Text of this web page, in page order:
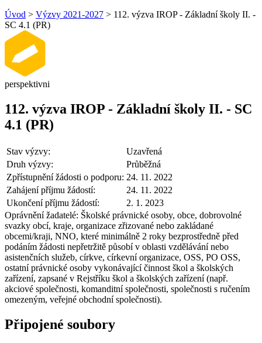
Úvod > Výzvy 2021-2027 > 112. výzva IROP - Základní školy II. -
SC 4.1 (PR)
perspektivni
112. výzva IROP - Základní školy II. - SC
4.1 (PR)
Stav výzvy:
Uzavřená
Druh výzvy:
Průběžná
Zpřístupnění žádosti o podporu: 24. 11. 2022
Zahájení příjmu žádostí:
24. 11. 2022
Ukončení příjmu žádostí:
2. 1. 2023
Oprávnění žadatelé: Školské právnické osoby, obce, dobrovolné
svazky obcí, kraje, organizace zřizované nebo zakládané
obcemi/kraji, NNO, které minimálně 2 roky bezprostředně před
podáním žádosti nepřetržitě působí v oblasti vzdělávání nebo
asistenčních služeb, církve, církevní organizace, OSS, PO OSS,
ostatní právnické osoby vykonávající činnost škol a školských
zařízení, zapsané v Rejstříku škol a školských zařízení (např.
akciové společnosti, komanditní společnosti, společnosti s ručením
omezeným, veřejné obchodní společnosti).
Připojené soubory